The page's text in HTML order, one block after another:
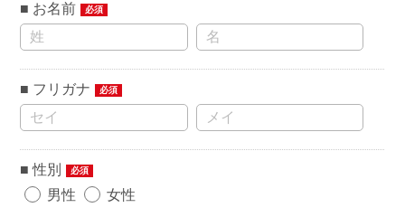
お名前 必須
フリガナ 必須
性別 必須
男性 女性